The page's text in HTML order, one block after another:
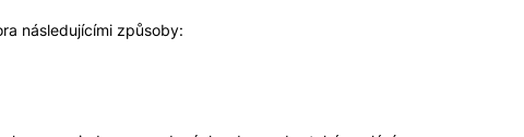
následujícími způsoby: